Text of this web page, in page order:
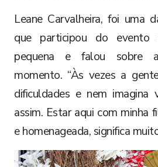
Leane Carvalheira, foi uma
que participou do
pequena e falou sobre
momento. “Às vezes a
dificuldades e nem imagina
assim. Estar aqui com minha
e homenageada, significa